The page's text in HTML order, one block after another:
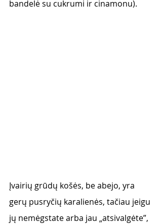
bandelė su cukrumi ir cinamonu).
Įvairių grūdų košės, be abejo, yra
gerų pusryčių karalienės, tačiau jeigu
jų nemėgstate arba jau „atsivalgėte”,